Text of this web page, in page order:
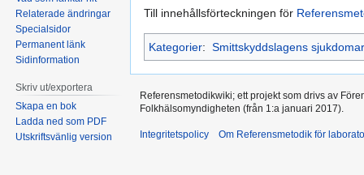
Till innehållsförteckningen för
Kategorier: Smittskyddslagens sjukdomar
Relaterade ändringar
Specialsidor
Permanent länk
Sidinformation
Skriv ut/exportera
Skapa en bok
Ladda ned som PDF
Utskriftsvänlig version
Referensmetodikwiki; ett projekt som drivs av
Folkhälsomyndigheten (från 1:a januari 2017).
Integritetspolicy Om Referensmetodik för